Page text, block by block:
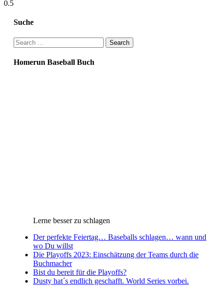
Suche
Search
for:
Homerun Baseball Buch
Lerne besser zu schlagen
Der perfekte Feiertag… Baseballs schlagen… wann und
wo Du willst
Die Playoffs 2023: Einschätzung der Teams durch die
Buchmacher
Bist du bereit für die Playoffs?
Dusty hat´s endlich geschafft. World Series vorbei.